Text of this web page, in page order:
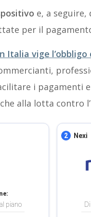
e, a
per il
Italia vige l’obbligo
i pagamenti
alla lotta contro
piano
2 Nexi